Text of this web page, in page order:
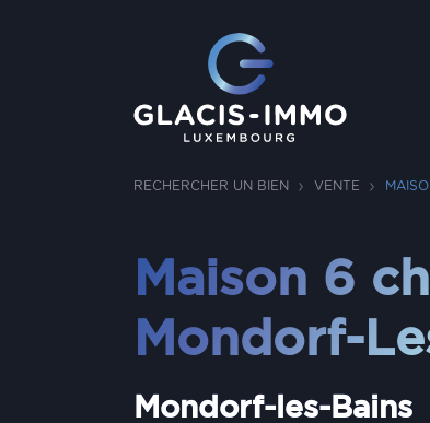
RECHERCHER UN BIEN VENTE
Maison 6
Mondorf-
Mondorf-les-Bains